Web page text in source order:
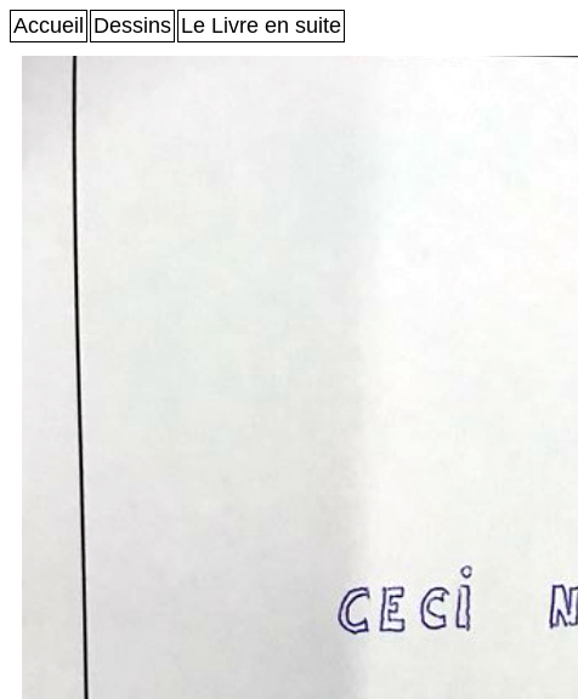
Accueil Dessins Le Livre en suite